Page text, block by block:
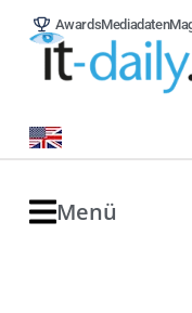
AwardsMediadaten
Menü